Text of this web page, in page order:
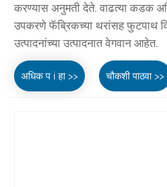
करण्यास अनुमती देते. वाढत्या कडक
उपकरणे फॅब्रिकच्या थरांसह फुटपाथ
उत्पादनांच्या उत्पादनात वेगवान आहेत.
अधिक प i हा >> चौकशी पाठवा >>